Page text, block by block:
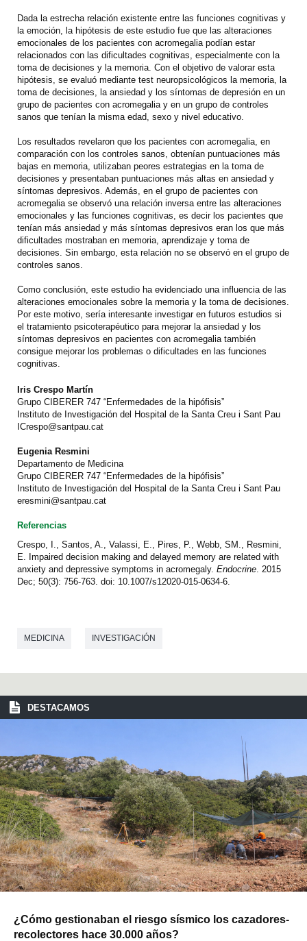
Dada la estrecha relación existente entre las funciones cognitivas y
la emoción, la hipótesis de este estudio fue que las alteraciones
emocionales de los pacientes con acromegalia podían estar
relacionados con las dificultades cognitivas, especialmente con la
toma de decisiones y la memoria. Con el objetivo de valorar esta
hipótesis, se evaluó mediante test neuropsicológicos la memoria, la
toma de decisiones, la ansiedad y los síntomas de depresión en un
grupo de pacientes con acromegalia y en un grupo de controles
sanos que tenían la misma edad, sexo y nivel educativo.
Los resultados revelaron que los pacientes con acromegalia, en
comparación con los controles sanos, obtenían puntuaciones más
bajas en memoria, utilizaban peores estrategias en la toma de
decisiones y presentaban puntuaciones más altas en ansiedad y
síntomas depresivos. Además, en el grupo de pacientes con
acromegalia se observó una relación inversa entre las alteraciones
emocionales y las funciones cognitivas, es decir los pacientes que
tenían más ansiedad y más síntomas depresivos eran los que más
dificultades mostraban en memoria, aprendizaje y toma de
decisiones. Sin embargo, esta relación no se observó en el grupo de
controles sanos.
Como conclusión, este estudio ha evidenciado una influencia de las
alteraciones emocionales sobre la memoria y la toma de decisiones.
Por este motivo, sería interesante investigar en futuros estudios si
el tratamiento psicoterapéutico para mejorar la ansiedad y los
síntomas depresivos en pacientes con acromegalia también
consigue mejorar los problemas o dificultades en las funciones
cognitivas.
Iris Crespo Martín
Grupo CIBERER 747 “Enfermedades de la hipófisis”
Instituto de Investigación del Hospital de la Santa Creu i Sant Pau
ICrespo@santpau.cat
Eugenia Resmini
Departamento de Medicina
Grupo CIBERER 747 “Enfermedades de la hipófisis”
Instituto de Investigación del Hospital de la Santa Creu i Sant Pau
eresmini@santpau.cat
Referencias
Crespo, I., Santos, A., Valassi, E., Pires, P., Webb, SM., Resmini,
E. Impaired decision making and delayed memory are related with
anxiety and depressive symptoms in acromegaly. Endocrine. 2015
Dec; 50(3): 756-763. doi: 10.1007/s12020-015-0634-6.
MEDICINA INVESTIGACIÓN
DESTACAMOS
¿Cómo gestionaban el riesgo sísmico los cazadores-
recolectores hace 30.000 años?